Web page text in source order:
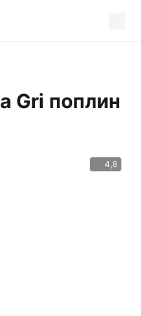
Gri поплин
4,8